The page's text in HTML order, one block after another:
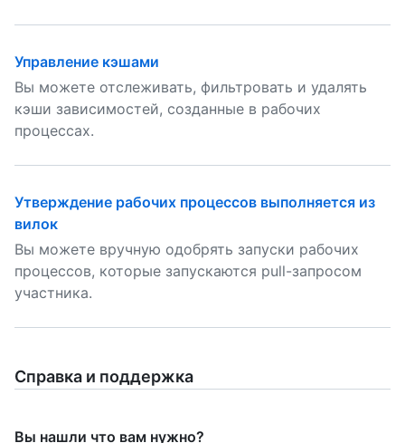
Управление кэшами
Вы можете отслеживать, фильтровать и удалять
кэши зависимостей, созданные в рабочих
процессах.
Утверждение рабочих процессов выполняется из
вилок
Вы можете вручную одобрять запуски рабочих
процессов, которые запускаются pull-запросом
участника.
Справка и поддержка
Вы нашли что вам нужно?